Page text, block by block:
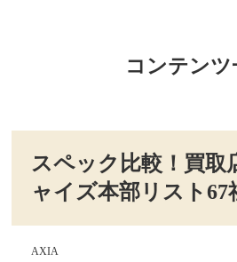
コンテンツ
スペック比較！買取
ャイズ本部リスト67
AXIA